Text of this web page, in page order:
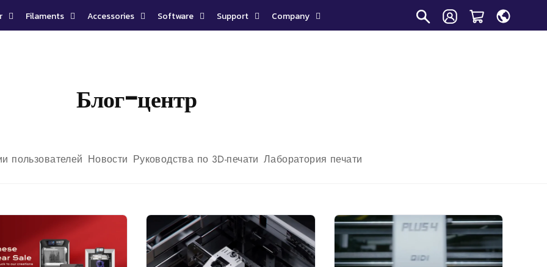
Filaments Accessories Software Support Company
Блог-центр
пользователей Новости Руководства по 3D-печати Лаборатория печати